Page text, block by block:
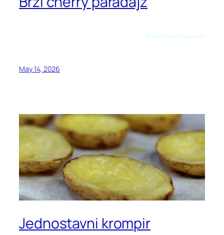
Preuzeto sa allrecipes.com
May 14, 2026
Jednostavni krompir